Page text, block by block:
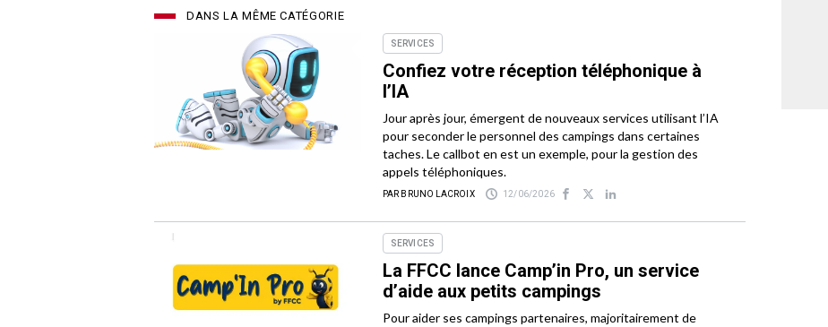
DANS LA MÊME CATÉGORIE
SERVICES
Confiez votre réception téléphonique à
l’IA
Jour après jour, émergent de nouveaux services utilisant l’IA
pour seconder le personnel des campings dans certaines
taches. Le callbot en est un exemple, pour la gestion des
appels téléphoniques.
PAR BRUNO LACROIX 12/06/2026
SERVICES
La FFCC lance Camp’in Pro, un service
d’aide aux petits campings
Pour aider ses campings partenaires, majoritairement de